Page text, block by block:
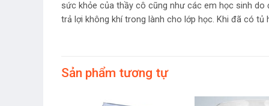
sức khỏe của thầy cô cũng như các em học sinh
trả lợi không khí trong lành cho lớp học. Khi đã có
Sản phẩm tương tự